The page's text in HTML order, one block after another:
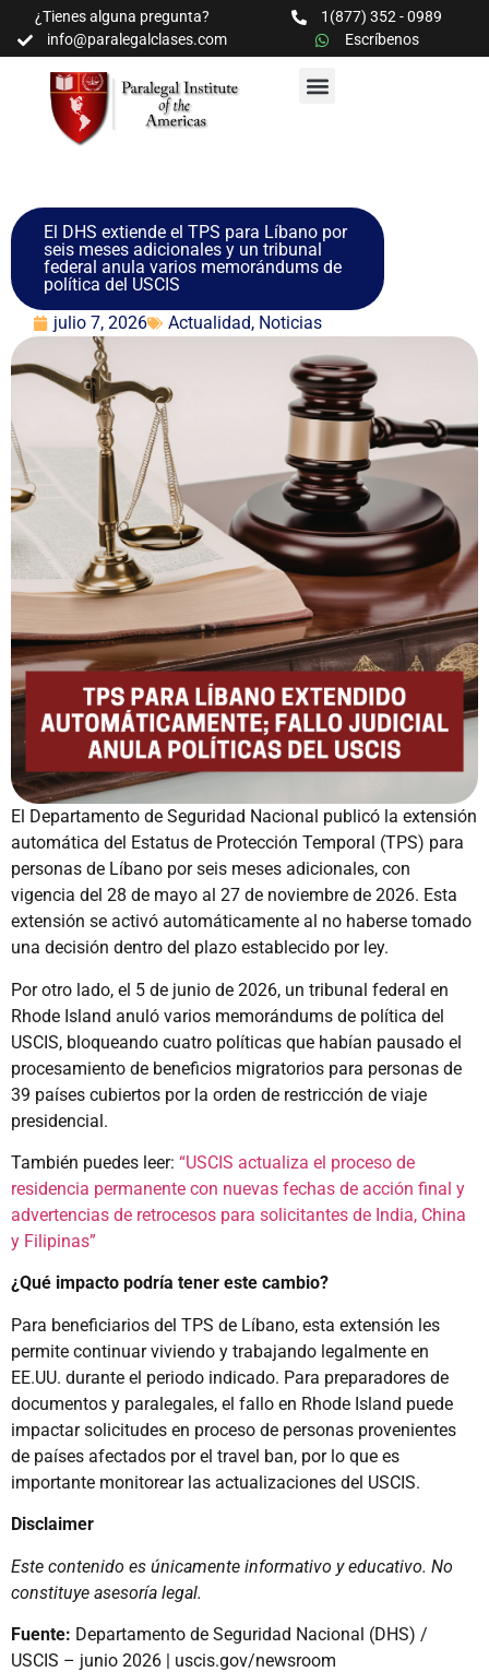
¿Tienes alguna pregunta?
1(877) 352 - 0989
info@paralegalclases.com
Escríbenos
El DHS extiende el TPS para Líbano por
seis meses adicionales y un tribunal
federal anula varios memorándums de
política del USCIS
julio 7, 2026
Actualidad, Noticias
El Departamento de Seguridad Nacional publicó la extensión
automática del Estatus de Protección Temporal (TPS) para
personas de Líbano por seis meses adicionales, con
vigencia del 28 de mayo al 27 de noviembre de 2026. Esta
extensión se activó automáticamente al no haberse tomado
una decisión dentro del plazo establecido por ley.
Por otro lado, el 5 de junio de 2026, un tribunal federal en
Rhode Island anuló varios memorándums de política del
USCIS, bloqueando cuatro políticas que habían pausado el
procesamiento de beneficios migratorios para personas de
39 países cubiertos por la orden de restricción de viaje
presidencial.
También puedes leer: “USCIS actualiza el proceso de
residencia permanente con nuevas fechas de acción final y
advertencias de retrocesos para solicitantes de India, China
y Filipinas”
¿Qué impacto podría tener este cambio?
Para beneficiarios del TPS de Líbano, esta extensión les
permite continuar viviendo y trabajando legalmente en
EE.UU. durante el periodo indicado. Para preparadores de
documentos y paralegales, el fallo en Rhode Island puede
impactar solicitudes en proceso de personas provenientes
de países afectados por el travel ban, por lo que es
importante monitorear las actualizaciones del USCIS.
Disclaimer
Este contenido es únicamente informativo y educativo. No
constituye asesoría legal.
Fuente: Departamento de Seguridad Nacional (DHS) /
USCIS – junio 2026 | uscis.gov/newsroom